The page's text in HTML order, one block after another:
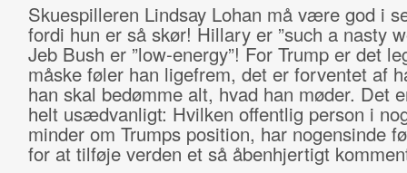
Skuespilleren Lindsay Lohan må være god i
fordi hun er så skør! Hillary er ”such a nasty
Jeb Bush er ”low-energy”! For Trump er det
måske føler han ligefrem, det er forventet af
han skal bedømme alt, hvad han møder. Det
helt usædvanligt: Hvilken offentlig person i
minder om Trumps position, har nogensinde
for at tilføje verden et så åbenhjertigt